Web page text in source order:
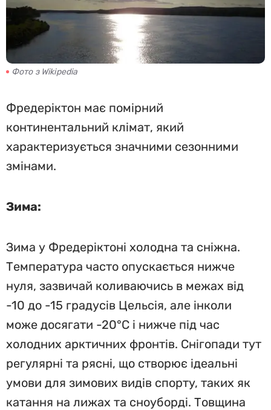
Фото з Wikipedia
Фредеріктон має помірний
континентальний клімат, який
характеризується значними сезонними
змінами.
Зима:
Зима у Фредеріктоні холодна та сніжна.
Температура часто опускається нижче
нуля, зазвичай коливаючись в межах від
-10 до -15 градусів Цельсія, але інколи
може досягати -20°C і нижче під час
холодних арктичних фронтів. Снігопади тут
регулярні та рясні, що створює ідеальні
умови для зимових видів спорту, таких як
катання на лижах та сноуборді. Товщина